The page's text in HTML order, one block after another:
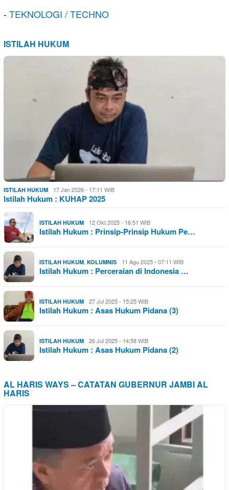
-TEKNOLOGI / TECHNO
ISTILAH HUKUM
ISTILAH HUKUM 17 Jan 2026 - 17:11 WIB
Istilah Hukum : KUHAP 2025
ISTILAH HUKUM 12 Okt 2025 - 16:51 WIB
Istilah Hukum : Prinsip-Prinsip Hukum Pe…
ISTILAH HUKUM KOLUMNIS 11 Agu 2025 - 07:11 WIB
Istilah Hukum : Perceraian di Indonesia …
ISTILAH HUKUM 27 Jul 2025 - 15:25 WIB
Istilah Hukum : Asas Hukum Pidana (3)
ISTILAH HUKUM 26 Jul 2025 - 14:58 WIB
Istilah Hukum : Asas Hukum Pidana (2)
AL HARIS WAYS – CATATAN GUBERNUR JAMBI AL
HARIS